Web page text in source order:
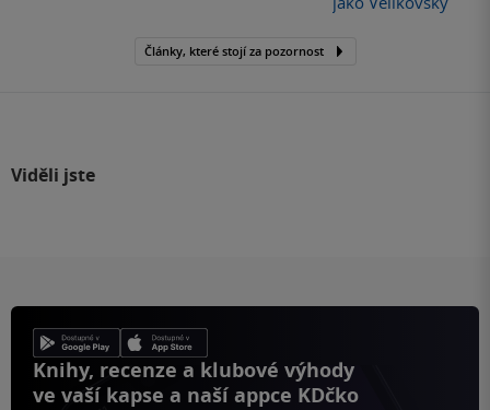
Články, které stojí za pozornost
Viděli jste
Knihy, recenze a klubové výhody
ve vaší kapse a naší appce KDčko